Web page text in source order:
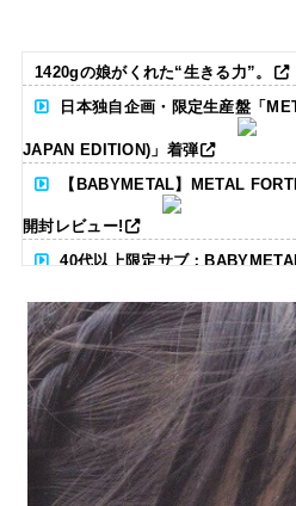
1420gの娘がくれた“生きる力”。
日本独自企画・限定生産盤「
JAPAN EDITION)」着弾
【BABYMETAL】METAL
開封レビュー!
40代以上限定サブ：
る人いる？ 【海外の反応】
BABYMETAL「CANNONBALL
タワーレコード新宿店にて
Powered by livedoor 相互RSS